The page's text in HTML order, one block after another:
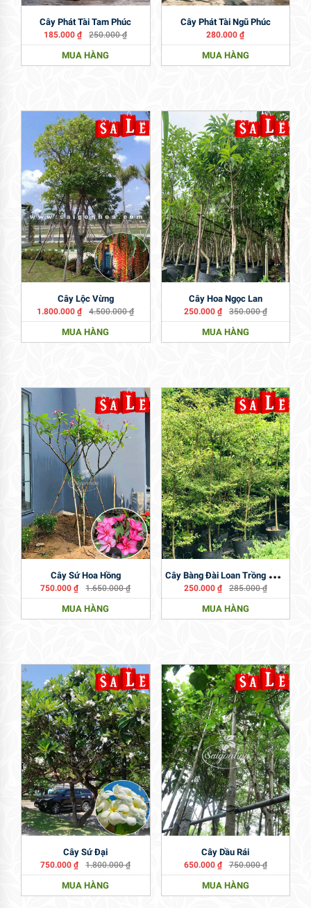
Cây Phát Tài Tam Phúc
185.000₫ 250.000₫
MUA HÀNG
Cây Phát Tài Ngũ Phúc
280.000₫
MUA HÀNG
Cây Lộc Vừng
1.800.000₫ 4.500.000₫
MUA HÀNG
Cây Hoa Ngọc Lan
250.000 ₫ 350.000₫
MUA HÀNG
Cây Sứ Hoa Hồng
750.000₫ 1.650.000₫
MUA HÀNG
C
Ây Bàng Đài Loan Trồng Công Trình
250.000 ₫ 285.000₫
MUA HÀNG
Cây Sứ Đại
750.000₫ 1.800.000₫
MUA HÀNG
Cây Dầu Rái
650.000 ₫ 750.000₫
MUA HÀNG